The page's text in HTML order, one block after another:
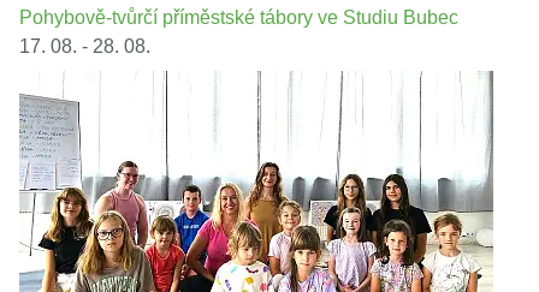
Pohybově-tvůrčí příměstské tábory ve Studiu Bubec
17. 08. - 28. 08.